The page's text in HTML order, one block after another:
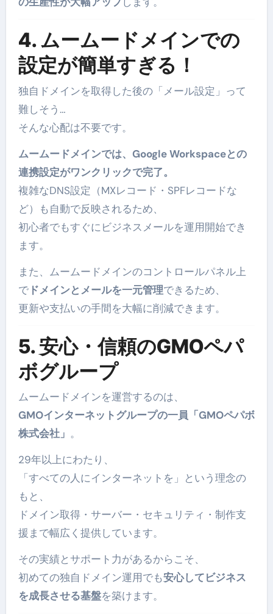
4. ムームードメインでの
設定が簡単すぎる！
独自ドメインを取得した後の「メール設定」って
難しそう…
そんな心配は不要です。
ムームードメインでは、Google Workspaceとの
連携設定がワンクリックで完了。
複雑なDNS設定（MXレコード・SPFレコードな
ど）も自動で反映されるため、
初心者でもすぐにビジネスメールを運用開始でき
ます。
また、ムームードメインのコントロールパネル上
でドメインとメールを一元管理できるため、
更新や支払いの手間を大幅に削減できます。
5. 安心・信頼のGMOペパ
ボグループ
ムームードメインを運営するのは、
GMOインターネットグループの一員「GMOペパボ
株式会社」 。
29年以上にわたり、
「すべての人にインターネットを」という理念の
もと、
ドメイン取得・サーバー・セキュリティ・制作支
援まで幅広く提供しています。
その実績とサポート力があるからこそ、
初めての独自ドメイン運用でも安心してビジネス
を成長させる基盤を築けます。